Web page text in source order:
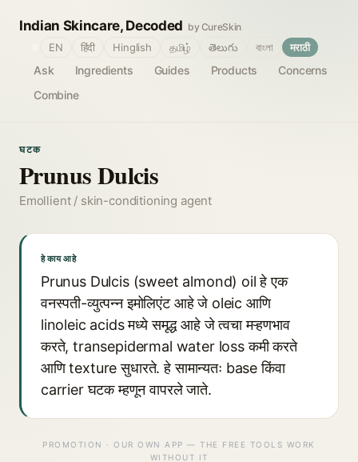
Indian Skincare, Decoded by CureSkin
Ask Ingredients Guides Products
Concerns
Combine
EN हिंदी Hinglish தமிழ் తెలుగు বাংলা मराठी
घटक
Prunus Dulcis
Emollient / skin-conditioning agent
हे काय आहे
Prunus Dulcis (sweet almond) oil हे एक
वनस्पती-व्युत्पन्न इमोलिएंट आहे जे oleic आणि
linoleic acids मध्ये समृद्ध आहे जे त्वचा मऱ्हणभाव
करते, transepidermal water loss कमी करते
आणि texture सुधारते. हे सामान्यतः base किंवा
carrier घटक म्हणून वापरले जाते.
PROMOTION · OUR OWN APP — THE FREE TOOLS WORK
WITHOUT IT